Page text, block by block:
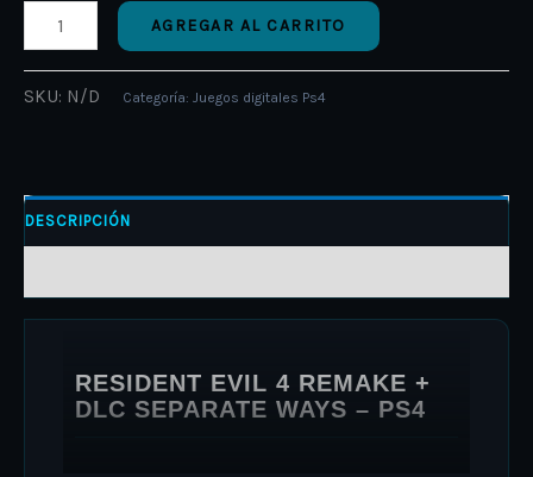
AGREGAR AL CARRITO
SKU: N/D Categoría: Juegos digitales Ps4
DESCRIPCIÓN
RESIDENT EVIL 4 REMAKE +
DLC SEPARATE WAYS – PS4